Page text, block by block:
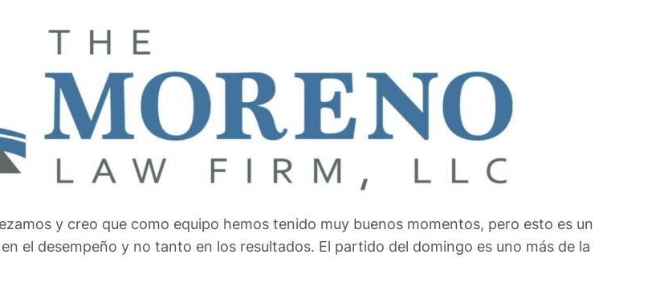
y creo que como equipo hemos tenido muy buenos momentos, pero esto es un
el desempeño y no tanto en los resultados. El partido del domingo es uno más de la